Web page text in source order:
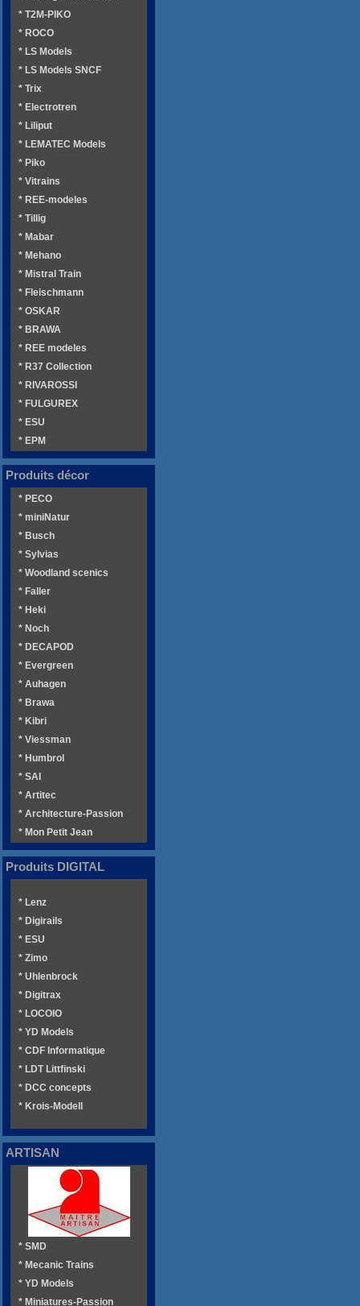
* T2M-PIKO
* ROCO
* LS Models
* LS Models SNCF
* Trix
* Electrotren
* Liliput
* LEMATEC Models
* Piko
* Vitrains
* REE-modeles
* Tillig
* Mabar
* Mehano
* Mistral Train
* Fleischmann
* OSKAR
* BRAWA
* REE modeles
* R37 Collection
* RIVAROSSI
* FULGUREX
* ESU
* EPM
Produits décor
* PECO
* miniNatur
* Busch
* Sylvias
* Woodland scenics
* Faller
* Heki
* Noch
* DECAPOD
* Evergreen
* Auhagen
* Brawa
* Kibri
* Viessman
* Humbrol
* SAI
* Artitec
* Architecture-Passion
* Mon Petit Jean
Produits DIGITAL
* Lenz
* Digirails
* ESU
* Zimo
* Uhlenbrock
* Digitrax
* LOCOIO
* YD Models
* CDF Informatique
* LDT Littfinski
* DCC concepts
* Krois-Modell
ARTISAN
* SMD
* Mecanic Trains
* YD Models
* Miniatures-Passion